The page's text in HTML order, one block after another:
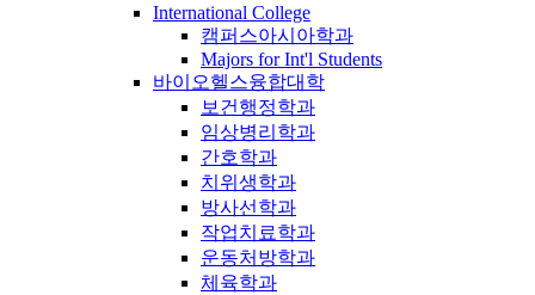
International College
캠퍼스아시아학과
Majors for Int'l Students
바이오헬스융합대학
보건행정학과
임상병리학과
간호학과
치위생학과
방사선학과
작업치료학과
운동처방학과
체육학과